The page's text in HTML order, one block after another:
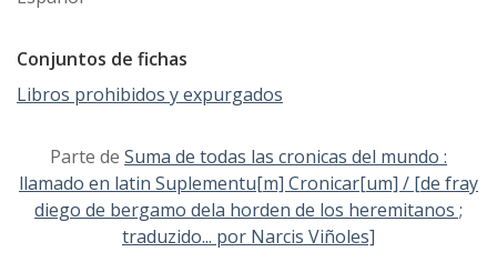
Conjuntos de fichas
Libros prohibidos y expurgados
Parte de Suma de todas las cronicas del mundo :
llamado en latin Suplementu[m] Cronicar[um] / [de fray
diego de bergamo dela horden de los heremitanos ;
traduzido... por Narcis Viñoles]